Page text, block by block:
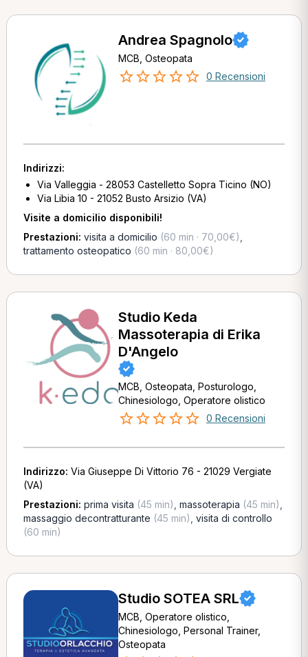
Andrea Spagnolo
MCB, Osteopata
0 Recensioni
Indirizzi:
Via Valleggia - 28053 Castelletto Sopra Ticino (NO)
Via Libia 10 - 21052 Busto Arsizio (VA)
Visite a domicilio disponibili!
Prestazioni: visita a domicilio (60 min · 70,00€)
trattamento osteopatico (60 min · 80,00€)
Studio Keda
Massoterapia di Erika
D'Angelo
MCB, Osteopata, Posturologo,
Chinesiologo, Operatore olistico
0 Recensioni
Indirizzo: Via Giuseppe Di Vittorio 76 - 21029 Vergiate
(VA)
Prestazioni: prima visita (45 min) massoterapia (45 min)
massaggio decontratturante (45 min) visita di controllo
(60 min)
Studio SOTEA SRL
MCB, Operatore olistico,
Chinesiologo, Personal Trainer,
Osteopata